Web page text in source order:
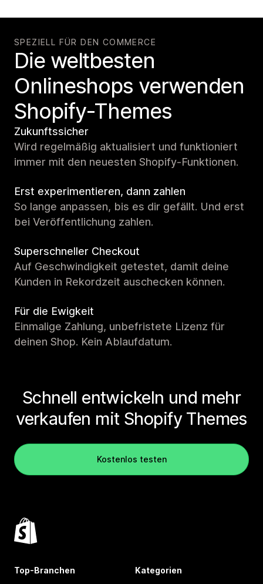
SPEZIELL FÜR DEN COMMERCE
Die weltbesten
Onlineshops verwenden
Shopify-Themes
Zukunftssicher
Wird regelmäßig aktualisiert und funktioniert
immer mit den neuesten Shopify-Funktionen.
Erst experimentieren, dann zahlen
So lange anpassen, bis es dir gefällt. Und erst
bei Veröffentlichung zahlen.
Superschneller Checkout
Auf Geschwindigkeit getestet, damit deine
Kunden in Rekordzeit auschecken können.
Für die Ewigkeit
Einmalige Zahlung, unbefristete Lizenz für
deinen Shop. Kein Ablaufdatum.
Schnell entwickeln und mehr
verkaufen mit Shopify Themes
Kostenlos testen
Top-Branchen Kategorien